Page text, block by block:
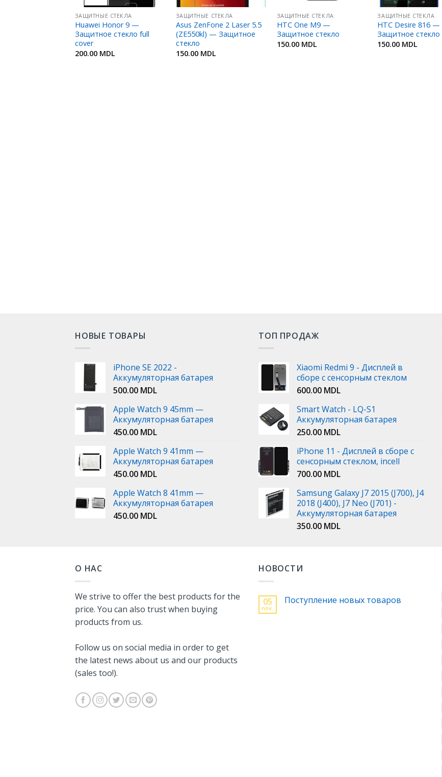
ЗАЩИТНЫЕ СТЕКЛА
Huawei Honor 9 —
Защитное стекло full
cover
200.00 MDL
ЗАЩИТНЫЕ СТЕКЛА
Asus ZenFone 2 Laser 5.5
(ZE550kl) — Защитное
стекло
150.00 MDL
ЗАЩИТНЫЕ СТЕКЛА
HTC One M9 —
Защитное стекло
150.00 MDL
ЗАЩИТНЫЕ СТЕКЛА
HTC Desire 816 —
Защитное стекло
150.00 MDL
НОВЫЕ ТОВАРЫ
iPhone SE 2022 -
Аккумуляторная батарея
500.00 MDL
Apple Watch 9 45mm —
Аккумуляторная батарея
450.00 MDL
Apple Watch 9 41mm —
Аккумуляторная батарея
450.00 MDL
Apple Watch 8 41mm —
Аккумуляторная батарея
450.00 MDL
ТОП ПРОДАЖ
Xiaomi Redmi 9 - Дисплей в
сборе с сенсорным стеклом
600.00 MDL
Smart Watch - LQ-S1
Аккумуляторная батарея
250.00 MDL
iPhone 11 - Дисплей в сборе с
сенсорным стеклом, incell
700.00 MDL
Samsung Galaxy J7 2015 (J700), J4
2018 (J400), J7 Neo (J701) -
Аккумуляторная батарея
350.00 MDL
О НАС
We strive to offer the best products for the
price. You can also trust when buying
products from us.
Follow us on social media in order to get
the latest news about us and our products
(sales too!).
НОВОСТИ
05
nov.
Поступление новых товаров